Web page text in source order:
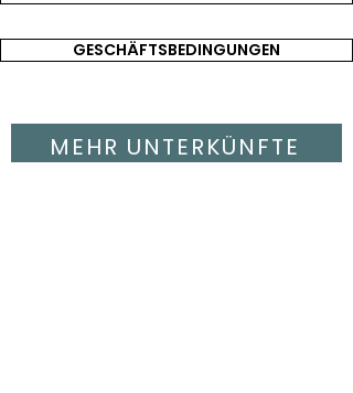
GESCHÄFTSBEDINGUNGEN
MEHR UNTERKÜNFTE